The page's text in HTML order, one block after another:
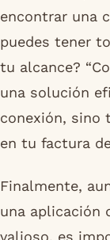
encontrar una
puedes tener
tu alcance?
una solución
conexión, sino
en tu factura
Finalmente,
una aplicación
valioso, es